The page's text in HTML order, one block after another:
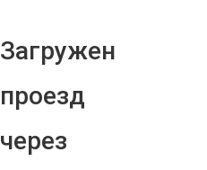
Загружен
проезд
через